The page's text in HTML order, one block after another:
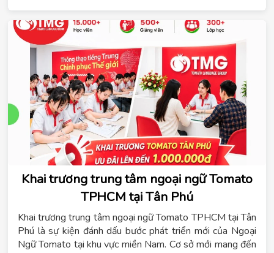
Khai trương trung tâm ngoại ngữ Tomato
TPHCM tại Tân Phú
Khai trương trung tâm ngoại ngữ Tomato TPHCM tại Tân
Phú là sự kiện đánh dấu bước phát triển mới của Ngoại
Ngữ Tomato tại khu vực miền Nam. Cơ sở mới mang đến